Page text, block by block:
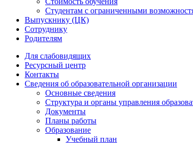
Студентам с ограниченными
Выпускнику (ЦК)
Сотруднику
Родителям
Для слабовидящих
Ресурсный центр
Контакты
Сведения об образовательной организации
Основные сведения
Структура и органы управления
Документы
Планы работы
Образование
Учебный план